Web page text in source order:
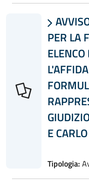

PER LA
E CARLO
Tipologia: